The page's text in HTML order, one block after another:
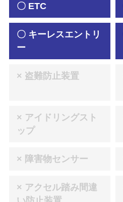
〇 ETC
〇 キーレスエントリ
ー
× 盗難防止装置
× アイドリングスト
ップ
× 障害物センサー
× アクセル踏み間違